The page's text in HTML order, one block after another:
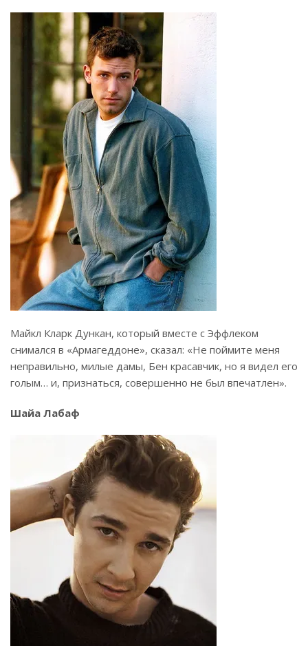
Майкл Кларк Дункан, который вместе с Эффлеком
снимался в «Армагеддоне», сказал: «Не поймите меня
неправильно, милые дамы, Бен красавчик, но я видел его
голым… и, признаться, совершенно не был впечатлен».
Шайа Лабаф